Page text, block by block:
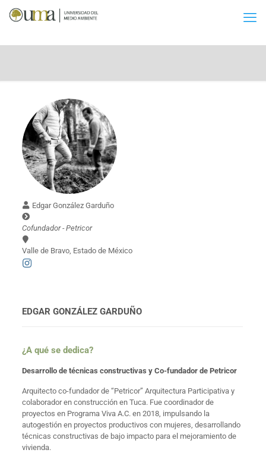
Edgar González Garduño
Cofundador - Petricor
Valle de Bravo, Estado de México
EDGAR GONZÁLEZ GARDUÑO
¿A qué se dedica?
Desarrollo de técnicas constructivas y Co-fundador de Petricor
Arquitecto co-fundador de “Petricor” Arquitectura Participativa y
colaborador en construcción en Tuca. Fue coordinador de
proyectos en Programa Viva A.C. en 2018, impulsando la
autogestión en proyectos productivos con mujeres, desarrollando
técnicas constructivas de bajo impacto para el mejoramiento de
vivienda.